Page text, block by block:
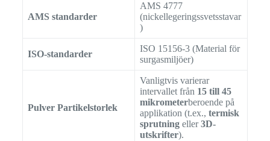
AMS standarder
AMS 4777
(nickellegeringssvetsstavar
)
ISO-standarder
ISO 15156-3 (Material för
surgasmiljöer)
Pulver Partikelstorlek
Vanligtvis varierar
intervallet från 15 till 45
mikrometerberoende på
applikation (t.ex., termisk
sprutningeller3D-
utskrifter).